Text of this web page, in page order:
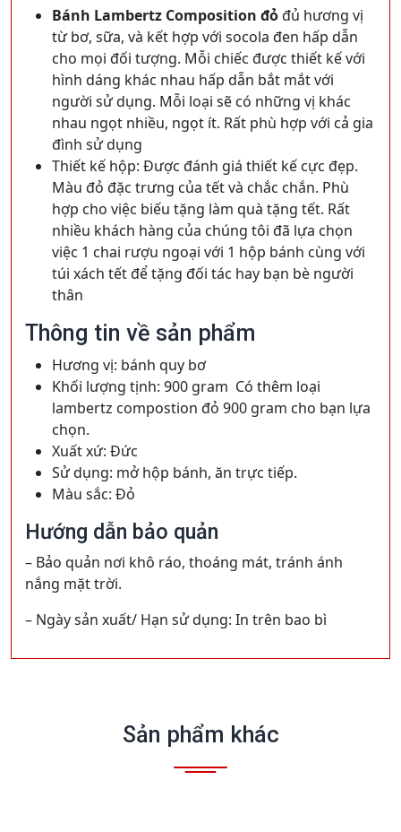
Bánh Lambertz Composition đỏđủ hương vị
từ bơ, sữa, và kết hợp với socola đen hấp dẫn
cho mọi đối tượng. Mỗi chiếc được thiết kế với
hình dáng khác nhau hấp dẫn bắt mắt với
người sử dụng. Mỗi loại sẽ có những vị khác
nhau ngọt nhiều, ngọt ít. Rất phù hợp với cả gia
đình sử dụng
Thiết kế hộp: Được đánh giá thiết kế cực đẹp.
Màu đỏ đặc trưng của tết và chắc chắn. Phù
hợp cho việc biếu tặng làm quà tặng tết. Rất
nhiều khách hàng của chúng tôi đã lựa chọn
việc 1 chai rượu ngoại với 1 hộp bánh cùng với
túi xách tết để tặng đối tác hay bạn bè người
thân
Thông tin về sản phẩm
Hương vị: bánh quy bơ
Khối lượng tịnh: 900 gram Có thêm loại
lambertz compostion đỏ 900 gram cho bạn lựa
chọn.
Xuất xứ: Đức
Sử dụng: mở hộp bánh, ăn trực tiếp.
Màu sắc: Đỏ
Hướng dẫn bảo quản
– Bảo quản nơi khô ráo, thoáng mát, tránh ánh
nắng mặt trời.
– Ngày sản xuất/ Hạn sử dụng: In trên bao bì
Sản phẩm khác